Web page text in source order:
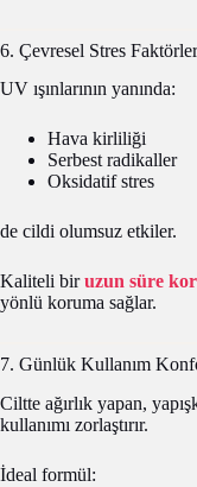
6. Çevresel Stres
UV ışınlarının yanında:
Hava kirliliği
Serbest radikaller
Oksidatif stres
de cildi olumsuz etkiler.
Kaliteli biruzun süre
yönlü koruma sağlar.
7. Günlük Kullanım
Ciltte ağırlık yapan,
kullanımı zorlaştırır.
İdeal formül: